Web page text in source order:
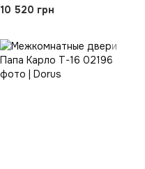
10 520 грн